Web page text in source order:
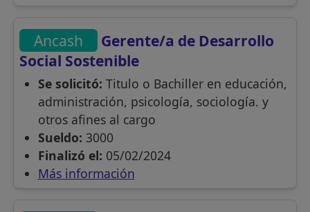
Ancash
Gerente/a de Desarrollo
Social Sostenible
Se solicitó: Titulo o Bachiller en educación,
administración, psicología, sociología. y
otros afines al cargo
Sueldo: 3000
Finalizó el: 05/02/2024
Más información